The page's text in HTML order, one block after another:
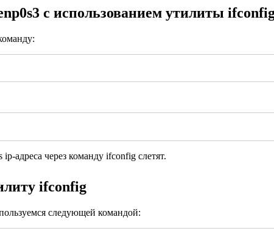
с использованием утилиты
адреса через команду ifconfig слетят.
ifconfig
следующей командой: